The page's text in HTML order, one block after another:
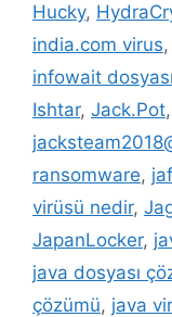
Hucky,
india.com virus,
infowait dosyası
Ishtar, Jack.Pot,
ransomware,
virüsü nedir,
JapanLocker,
java dosyası
çözümü, java